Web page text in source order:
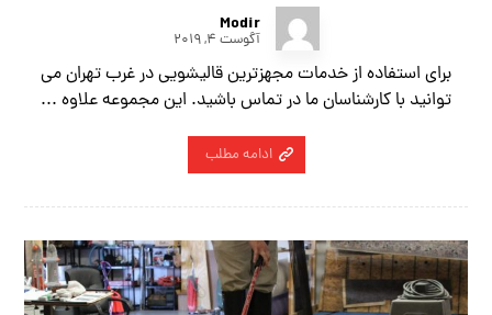
Modir
آگوست ۴, ۲۰۱۹
برای استفاده از خدمات مجهزترین قالیشویی در غرب تهران می
توانید با کارشناسان ما در تماس باشید. این مجموعه علاوه ...
ادامه مطلب